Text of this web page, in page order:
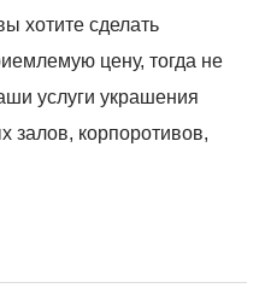
хотите сделать
цену, тогда не
услуги украшения
залов, корпоротивов,